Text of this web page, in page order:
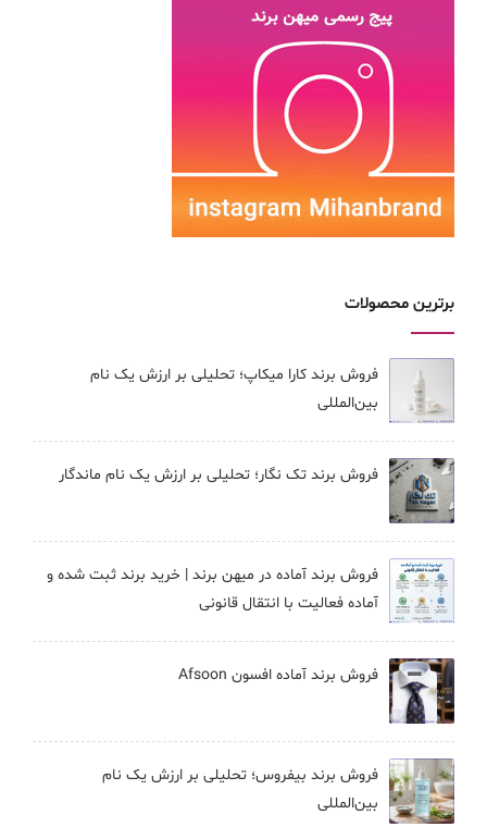
برترین محصولات
فروش برند کارا ميكاپ؛ تحلیلی بر ارزش یک نام
بین‌المللی
فروش برند تک نگار؛ تحلیلی بر ارزش یک نام ماندگار
فروش برند آماده در میهن برند | خرید برند ثبت شده و
آماده فعالیت با انتقال قانونی
فروش برند آماده افسون Afsoon
فروش برند بيفروس؛ تحلیلی بر ارزش یک نام
بین‌المللی